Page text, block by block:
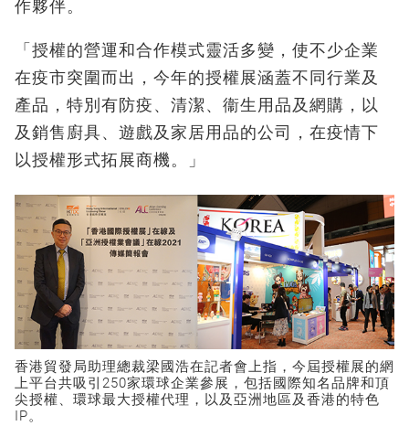
作夥伴。
「授權的營運和合作模式靈活多變，使不少企業
在疫市突圍而出，今年的授權展涵蓋不同行業及
產品，特別有防疫、清潔、衞生用品及網購，以
及銷售廚具、遊戲及家居用品的公司，在疫情下
以授權形式拓展商機。」
香港貿發局助理總裁梁國浩在記者會上指，今屆授權展的網
上平台共吸引250家環球企業參展，包括國際知名品牌和頂
尖授權、環球最大授權代理，以及亞洲地區及香港的特色
IP。